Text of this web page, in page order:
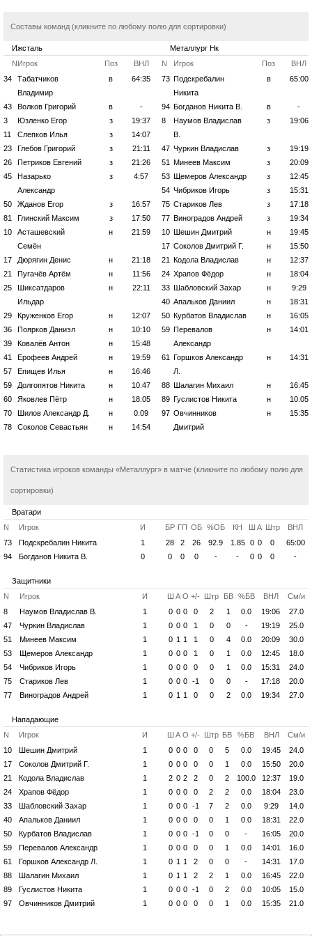
Составы команд (кликните по любому полю для сортировки)
Ижсталь
Металлург Нк
NИгрок Поз
ВНЛ
34
Табатчиков
Владимир
в 64:35
43 Волков Григорий в
-
3
Юзленко Егор з
19:37
11
Слепков Илья з
14:07
23
Глебов Григорий з
21:11
26
Петриков Евгений з
21:26
45
Назарько
Александр
з 4:57
50 Жданов Егор з
16:57
81
Глинский Максим з
17:50
10
Асташевский
Семён
н 21:59
17 Дюрягин Денис н
21:18
21
Пугачёв Артём н
11:56
25
Шиксатдаров
Ильдар
н 22:11
29 Круженков Егор н
12:07
36
Поярков Даниэл н
10:10
39
Ковалёв Антон н
15:48
41
Ерофеев Андрей н
19:59
57
Епищев Илья н
16:46
59
Долгопятов Никита н
10:47
60
Яковлев Пётр н
18:05
70
Шилов Александр Д. н
0:09
78
Соколов Севастьян н 14:54
N Игрок Поз
ВНЛ
73 Подскребалин
Никита
в 65:00
94 Богданов Никита В. в
-
8
Наумов Владислав
В.
з 19:06
47 Чуркин Владислав з
19:19
51 Минеев Максим з
20:09
53 Щемеров Александр з
12:45
54 Чибриков Игорь з
15:31
75 Стариков Лев з
17:18
77 Виноградов Андрей з
19:34
10 Шешин Дмитрий н
19:45
17 Соколов Дмитрий Г. н
15:50
21 Кодола Владислав н
12:37
24 Храпов Фёдор н
18:04
33 Шабловский Захар н
9:29
40 Апальков Даниил н
18:31
50 Курбатов Владислав н
16:05
59 Перевалов
Александр
н 14:01
61 Горшков Александр
Л.
н 14:31
88 Шалагин Михаил н
16:45
89 Гуслистов Никита н
10:05
97 Овчинников
Дмитрий
н 15:35
Статистика игроков команды «Металлург» в матче (кликните по любому полю для
сортировки)
Вратари
N
Игрок И БР ГП ОБ %ОБ КН Ш А Штр
ВНЛ
73
Подскребалин Никита 1 28 2 26 92.9 1.85 0 0 0
65:00
94
Богданов Никита В. 0 0 0 0 - - 0 0 0 -
Защитники
N
Игрок И Ш А О +/- Штр БВ %БВ ВНЛ
См/и
8
Наумов Владислав В. 1 0 0 0 0 2 1 0.0 19:06
27.0
47
Чуркин Владислав 1 0 0 0 1 0 0 - 19:19
25.0
51
Минеев Максим 1 0 1 1 1 0 4 0.0 20:09
30.0
53
Щемеров Александр 1 0 0 0 1 0 1 0.0 12:45
18.0
54
Чибриков Игорь 1 0 0 0 0 0 1 0.0 15:31
24.0
75
Стариков Лев 1 0 0 0 -1 0 0 - 17:18
20.0
77
Виноградов Андрей 1 0 1 1 0 0 2 0.0 19:34 27.0
Нападающие
N
Игрок И Ш А О +/- Штр БВ %БВ ВНЛ
См/и
10
Шешин Дмитрий 1 0 0 0 0 0 5 0.0 19:45
24.0
17
Соколов Дмитрий Г. 1 0 0 0 0 0 1 0.0 15:50
20.0
21
Кодола Владислав 1 2 0 2 2 0 2 100.0 12:37
19.0
24
Храпов Фёдор 1 0 0 0 0 2 2 0.0 18:04
23.0
33
Шабловский Захар 1 0 0 0 -1 7 2 0.0 9:29
14.0
40
Апальков Даниил 1 0 0 0 0 0 1 0.0 18:31
22.0
50
Курбатов Владислав 1 0 0 0 -1 0 0 - 16:05
20.0
59
Перевалов Александр 1 0 0 0 0 0 1 0.0 14:01
16.0
61
Горшков Александр Л. 1 0 1 1 2 0 0 - 14:31
17.0
88
Шалагин Михаил 1 0 1 1 2 2 1 0.0 16:45
22.0
89
Гуслистов Никита 1 0 0 0 -1 0 2 0.0 10:05
15.0
97
Овчинников Дмитрий 1 0 0 0 0 0 1 0.0 15:35 21.0